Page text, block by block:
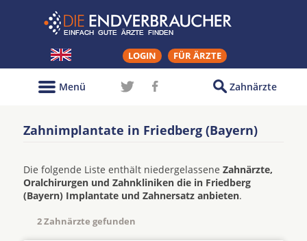
LOGIN FÜR ÄRZTE
Zahnärzte
Menü
Zahnimplantate in Friedberg (Bayern)
Die folgende Liste enthält niedergelassene Zahnärzte,
Oralchirurgen und Zahnkliniken die in Friedberg
(Bayern) Implantate und Zahnersatz anbieten.
2 Zahnärzte gefunden